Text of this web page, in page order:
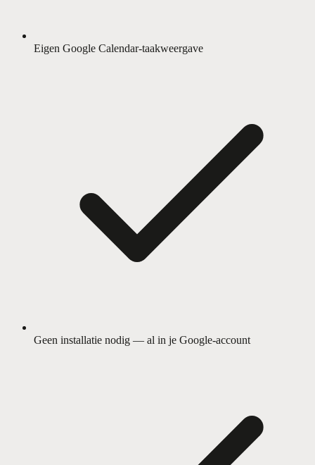
Eigen Google Calendar-taakweergave
Geen installatie nodig — al in je Google-account